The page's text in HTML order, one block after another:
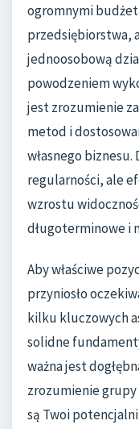
ogromnymi
przedsiębiorstwa,
jednoosobową
powodzeniem
jest zrozumienie
metod i
własnego biznesu.
regularności, ale
wzrostu
długoterminowe i
Aby właściwe
przyniosło
kilku kluczowych
solidne
ważna jest
zrozumienie
są Twoi